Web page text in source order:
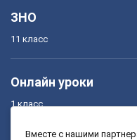
ЗНО
11 класс
Онлайн уроки
1 класс
Вместе с нашими